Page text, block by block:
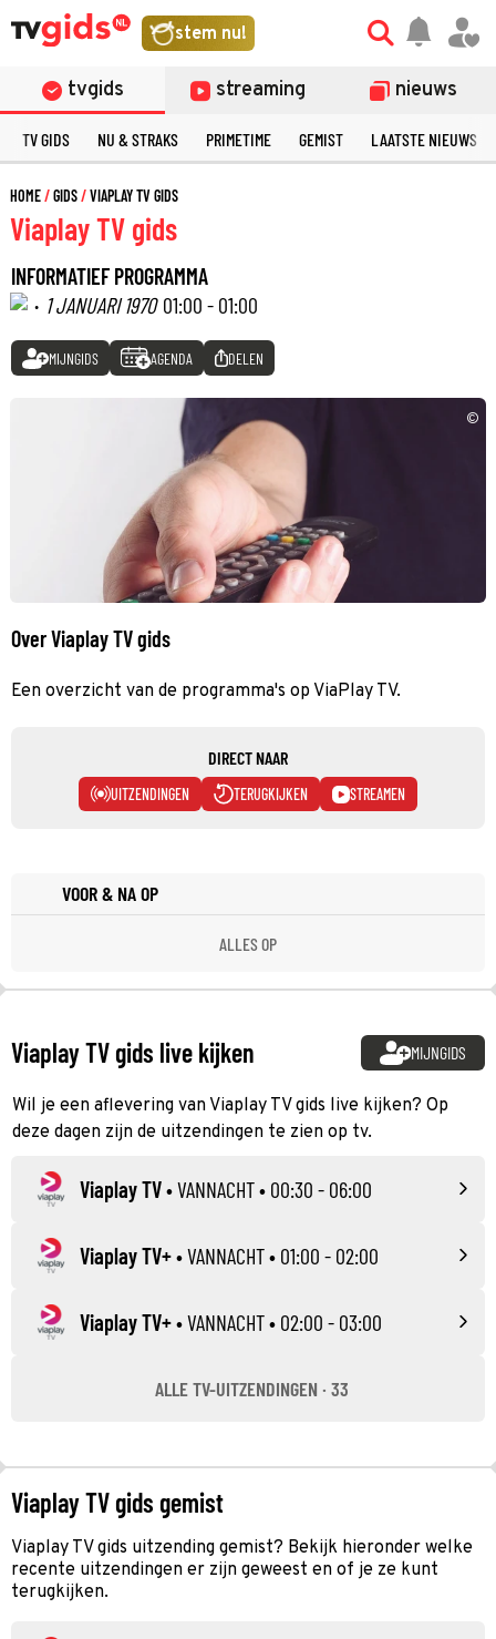
stem nu!
tvgids streaming nieuws
TV GIDS NU & STRAKS PRIMETIME GEMIST LAATSTE NIEUWS
HOME GIDS VIAPLAY TV GIDS
Viaplay TV gids
INFORMATIEF PROGRAMMA
· 1 JANUARI 1970 01:00 - 01:00
MIJNGIDS AGENDA DELEN
©
Over Viaplay TV gids
Een overzicht van de programma's op ViaPlay TV.
DIRECT NAAR
UITZENDINGEN TERUGKIJKEN STREAMEN
VOOR & NA OP
ALLES OP
Viaplay TV gids live kijken MIJNGIDS
Wil je een aflevering van Viaplay TV gids live kijken? Op
deze dagen zijn de uitzendingen te zien op tv.
Viaplay TV•VANNACHT• 00:30 - 06:00
Viaplay TV+•VANNACHT• 01:00 - 02:00
Viaplay TV+•VANNACHT• 02:00 - 03:00
ALLE TV-UITZENDINGEN · 33
Viaplay TV gids gemist
Viaplay TV gids uitzending gemist? Bekijk hieronder welke
recente uitzendingen er zijn geweest en of je ze kunt
terugkijken.